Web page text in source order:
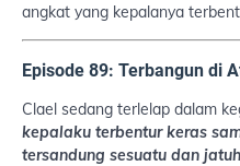
angkat yang kepalanya
Episode 89: Terbangun di
Clael sedang terlelap dalam
kepalaku terbentur keras
tersandung sesuatu dan